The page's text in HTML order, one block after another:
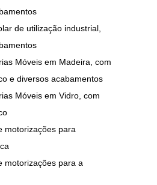
de utilização industrial,
Móveis em Madeira, com
e diversos acabamentos
Móveis em Vidro, com
motorizações para
motorizações para a